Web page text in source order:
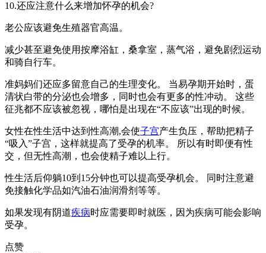
10.还应注意什么来增加怀孕的机会?
老公应该避免生殖器官高温。
减少甚至避免使用按摩浴缸，桑拿室，蒸气浴，避免剧烈运动
和骑自行车。
准妈妈们还应多留意自己的生理变化。 当易孕期开始时，蛋
清状白带的分泌也会增多，同时也会有更多的性冲动。 这些
征兆都不应该被忽视，哪怕是出现在“不应该”出现的时候。
女性在性生活中达到性高潮,会使子宫产生负压，帮助把精子
“吸入”子宫，这样就提高了受孕的机率。 所以有时即便有性
交，但无性高潮，也会使精子难以上行。
性生活后仰躺10到15分钟也可以提高受孕机会。 同时注意避
免接触化学品如汽油石油润滑剂等等。
如果发现有阴道疾病时应需要即时就医，因为疾病可能会影响
受孕。
点赞